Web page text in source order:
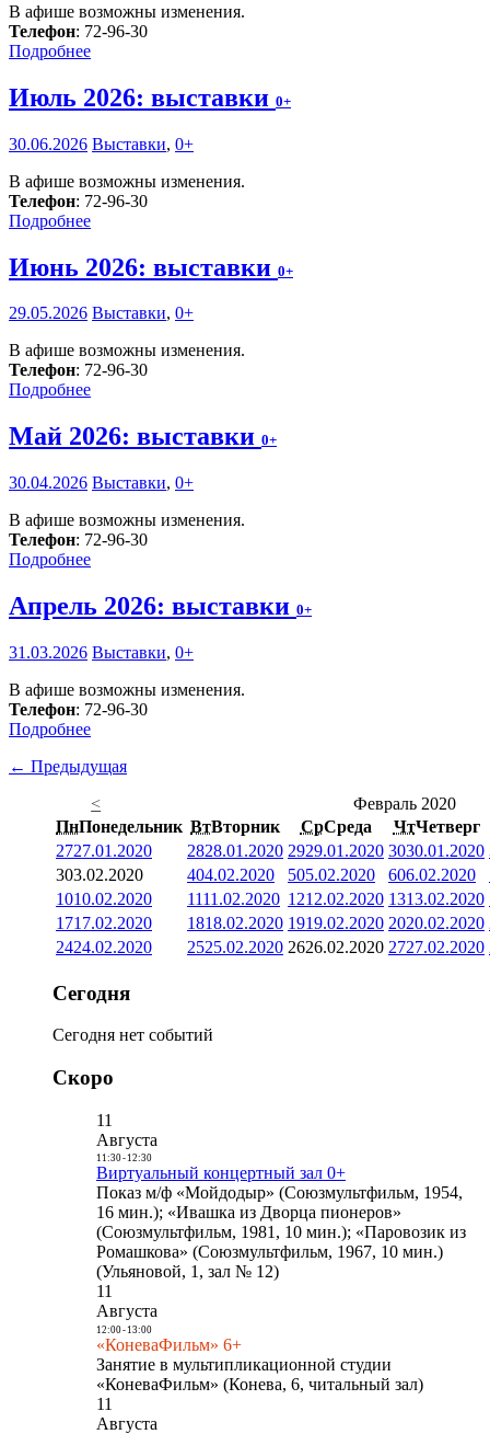
В афише возможны изменения.
Телефон: 72-96-30
Подробнее
Июль 2026: выставки 0+
30.06.2026 Выставки, 0+
В афише возможны изменения.
Телефон: 72-96-30
Подробнее
Июнь 2026: выставки 0+
29.05.2026 Выставки, 0+
В афише возможны изменения.
Телефон: 72-96-30
Подробнее
Май 2026: выставки 0+
30.04.2026 Выставки, 0+
В афише возможны изменения.
Телефон: 72-96-30
Подробнее
Апрель 2026: выставки 0+
31.03.2026 Выставки, 0+
В афише возможны изменения.
Телефон: 72-96-30
Подробнее
← Предыдущая
<
Февраль 2020
ПнПонедельник ВтВторник СрСреда ЧтЧетверг
2727.01.2020 2828.01.2020 2929.01.2020 3030.01.2020
303.02.2020 404.02.2020 505.02.2020 606.02.2020
1010.02.2020 1111.02.2020 1212.02.2020 1313.02.2020
1717.02.2020 1818.02.2020 1919.02.2020 2020.02.2020
2424.02.2020 2525.02.2020 2626.02.2020 2727.02.2020
Сегодня
Сегодня нет событий
Скоро
11
Августа
11:30- 12:30
Виртуальный концертный зал 0+
Показ м/ф «Мойдодыр» (Союзмультфильм, 1954,
16 мин.); «Ивашка из Дворца пионеров»
(Союзмультфильм, 1981, 10 мин.); «Паровозик из
Ромашкова» (Союзмультфильм, 1967, 10 мин.)
(Ульяновой, 1, зал № 12)
11
Августа
12:00- 13:00
«КоневаФильм» 6+
Занятие в мультипликационной студии
«КоневаФильм» (Конева, 6, читальный зал)
11
Августа